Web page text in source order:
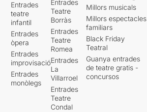
Entrades
teatre
infantil
Entrades
òpera
Entrades
improvisació
Entrades
monòlegs
Entrades
Teatre
Borràs
Entrades
Teatre
Romea
Entrades
La
Villarroel
Entrades
Teatre
Condal
Millors musicals
Millors espectacles
familiars
Black Friday
Teatral
Guanya entrades
de teatre gratis -
concursos